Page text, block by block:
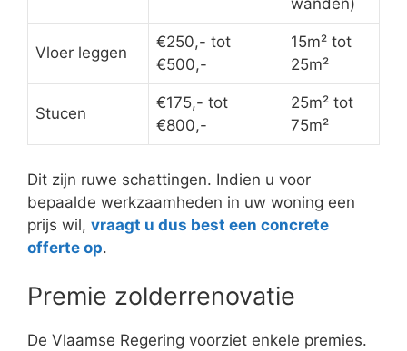
wanden)
Vloer leggen
€250,- tot
€500,-
15m² tot
25m²
Stucen
€175,- tot
€800,-
25m² tot
75m²
Dit zijn ruwe schattingen. Indien u voor
bepaalde werkzaamheden in uw woning een
prijs wil, vraagt u dus best een concrete
offerte op.
Premie zolderrenovatie
De Vlaamse Regering voorziet enkele premies.